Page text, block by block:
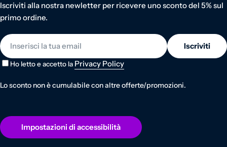
Iscriviti alla nostra newletter per ricevere uno sconto del 5% sul
primo ordine.
E-mail
Iscriviti
Ho letto e accetto la Privacy Policy
Lo sconto non è cumulabile con altre offerte/promozioni.
Impostazioni di accessibilità